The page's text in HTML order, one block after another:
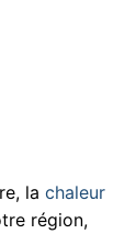
la chaleur
région,